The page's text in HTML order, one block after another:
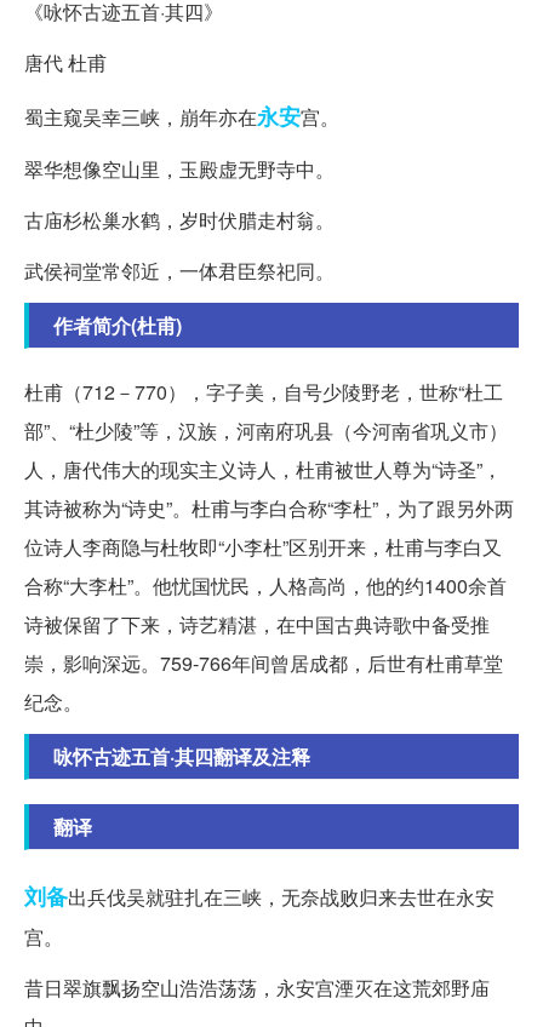
《咏怀古迹五首·其四》
唐代 杜甫
蜀主窥吴幸三峡，崩年亦在永安宫。
翠华想像空山里，玉殿虚无野寺中。
古庙杉松巢水鹤，岁时伏腊走村翁。
武侯祠堂常邻近，一体君臣祭祀同。
作者简介(杜甫)
杜甫（712－770），字子美，自号少陵野老，世称“杜工
部”、“杜少陵”等，汉族，河南府巩县（今河南省巩义市）
人，唐代伟大的现实主义诗人，杜甫被世人尊为“诗圣”，
其诗被称为“诗史”。杜甫与李白合称“李杜”，为了跟另外两
位诗人李商隐与杜牧即“小李杜”区别开来，杜甫与李白又
合称“大李杜”。他忧国忧民，人格高尚，他的约1400余首
诗被保留了下来，诗艺精湛，在中国古典诗歌中备受推
崇，影响深远。759-766年间曾居成都，后世有杜甫草堂
纪念。
咏怀古迹五首·其四翻译及注释
翻译
刘备出兵伐吴就驻扎在三峡，无奈战败归来去世在永安
宫。
昔日翠旗飘扬空山浩浩荡荡，永安宫湮灭在这荒郊野庙